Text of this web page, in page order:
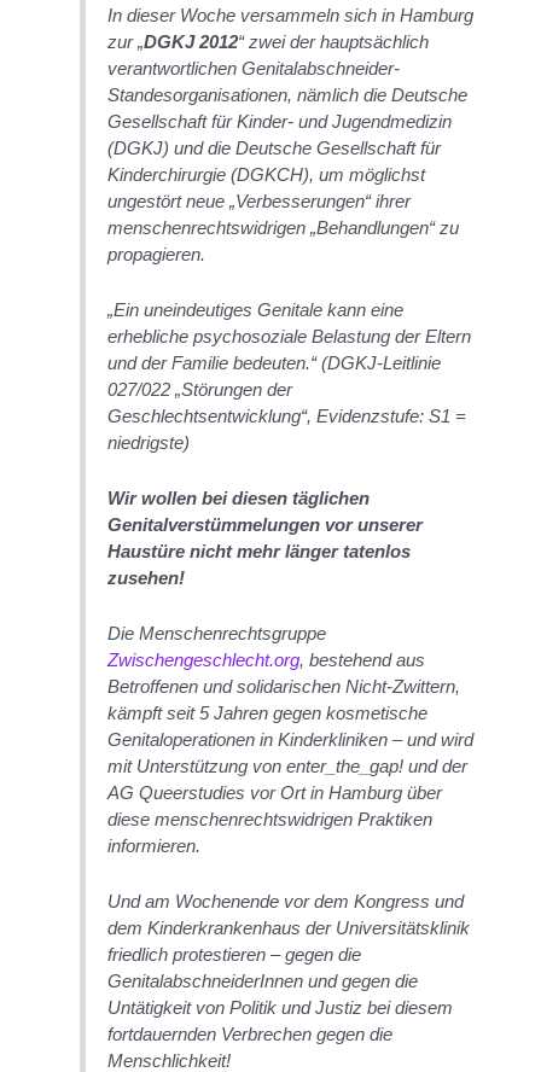
In dieser Woche versammeln sich in Hamburg
zur „DGKJ 2012“ zwei der hauptsächlich
verantwortlichen Genitalabschneider-
Standesorganisationen, nämlich die Deutsche
Gesellschaft für Kinder- und Jugendmedizin
(DGKJ) und die Deutsche Gesellschaft für
Kinderchirurgie (DGKCH), um möglichst
ungestört neue „Verbesserungen“ ihrer
menschenrechtswidrigen „Behandlungen“ zu
propagieren.
„Ein uneindeutiges Genitale kann eine
erhebliche psychosoziale Belastung der Eltern
und der Familie bedeuten.“(DGKJ-Leitlinie
027/022 „Störungen der
Geschlechtsentwicklung“, Evidenzstufe: S1 =
niedrigste)
Wir wollen bei diesen täglichen
Genitalverstümmelungen vor unserer
Haustüre nicht mehr länger tatenlos
zusehen!
Die Menschenrechtsgruppe
Zwischengeschlecht.org, bestehend aus
Betroffenen und solidarischen Nicht-Zwittern,
kämpft seit 5 Jahren gegen kosmetische
Genitaloperationen in Kinderkliniken – und wird
mit Unterstützung von enter_the_gap! und der
AG Queerstudies vor Ort in Hamburg über
diese menschenrechtswidrigen Praktiken
informieren.
Und am Wochenende vor dem Kongress und
dem Kinderkrankenhaus der Universitätsklinik
friedlich protestieren – gegen die
GenitalabschneiderInnen und gegen die
Untätigkeit von Politik und Justiz bei diesem
fortdauernden Verbrechen gegen die
Menschlichkeit!